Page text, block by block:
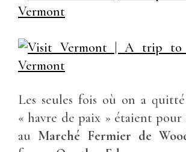
Les seules fois où on a
« havre de paix » étaient
au Marché Fermier de